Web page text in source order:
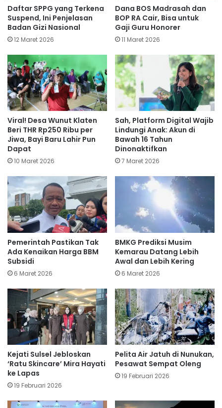
Daftar SPPG yang Terkena
Suspend, Ini Penjelasan
Badan Gizi Nasional
12 Maret 2026
Dana BOS Madrasah dan
BOP RA Cair, Bisa untuk
Gaji Guru Honorer
11 Maret 2026
Viral! Desa Wunut Klaten
Beri THR Rp250 Ribu per
Jiwa, Bayi Baru Lahir Pun
Dapat
10 Maret 2026
Sah, Platform Digital Wajib
Lindungi Anak: Akun di
Bawah 16 Tahun
Dinonaktifkan
7 Maret 2026
Pemerintah Pastikan Tak
Ada Kenaikan Harga BBM
Subsidi
6 Maret 2026
BMKG Prediksi Musim
Kemarau Datang Lebih
Awal dan Lebih Kering
6 Maret 2026
Kejati Sulsel Jebloskan
‘Ratu Skincare’ Mira Hayati
ke Lapas
19 Februari 2026
Pelita Air Jatuh di Nunukan,
Pesawat Sempat Oleng
19 Februari 2026